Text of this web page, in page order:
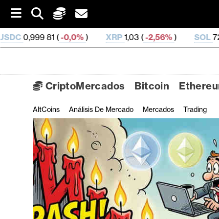
i
p
t
0,0%) XRP1,03 (-2,56%) SOL72,67 ( -1,81%)
C
r
i
p
t
o
M
e
CriptoMercados Bitcoin
AltCoins Análisis De Mercado Mercados Trading